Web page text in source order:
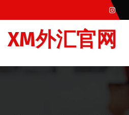
至
XM外汇官网